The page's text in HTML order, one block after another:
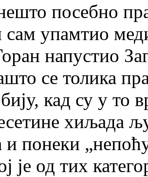
по­себ­но
сам упам­тио
на­пу­стио
се то­ли­ка
кад су у то
хи­ља­да
по­не­ки
је од тих